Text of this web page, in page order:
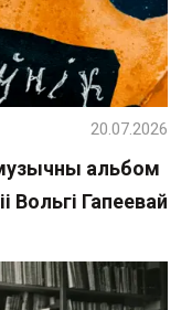
альбом
Вольгі Гапеевай
20.07.2026